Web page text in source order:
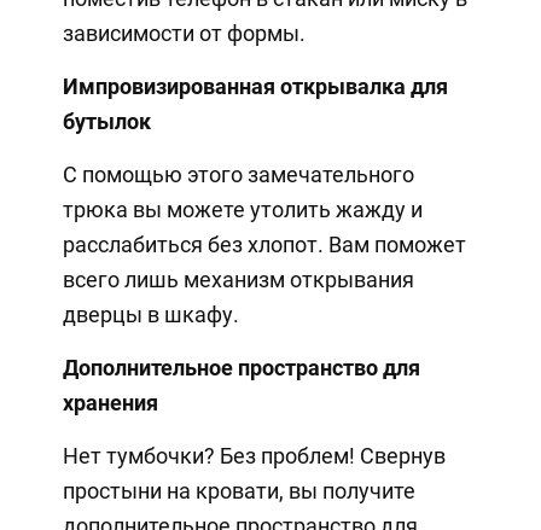
зависимости от формы.
Импровизированная открывалка для
бутылок
С помощью этого замечательного
трюка вы можете утолить жажду и
расслабиться без хлопот. Вам поможет
всего лишь механизм открывания
дверцы в шкафу.
Дополнительное пространство для
хранения
Нет тумбочки? Без проблем! Свернув
простыни на кровати, вы получите